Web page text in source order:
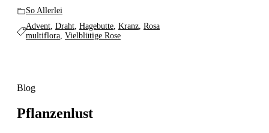
So Allerlei
Advent, Draht, Hagebutte, Kranz, Rosa
multiflora, Vielblütige Rose
Blog
Pflanzenlust